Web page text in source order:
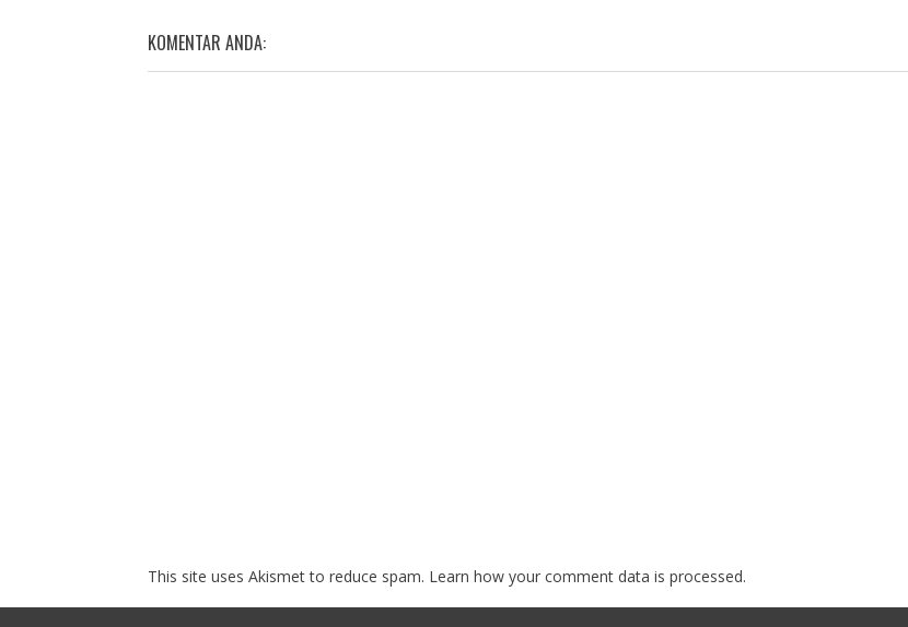
KOMENTAR ANDA:
This site uses Akismet to reduce spam. Learn how your comment data is processed.